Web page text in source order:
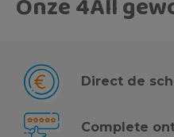
Onze 4All
Direct de
Complete